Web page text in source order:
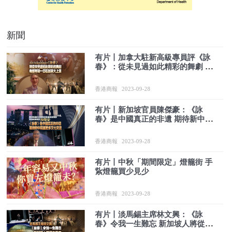
新聞
有片丨加拿大駐新高級專員評《詠
春》：從未見過如此精彩的舞劇 希
香港商報 2023-09-28
有片丨新加坡官員陳傑豪：《詠
春》是中國真正的非遺 期待新中兩
香港商報 2023-09-28
有片丨中秋「期間限定」燈籠街 手
紥燈籠買少見少
香港商報 2023-09-28
有片丨淡馬錫主席林文興：《詠
春》令我一生難忘 新加坡人將從中